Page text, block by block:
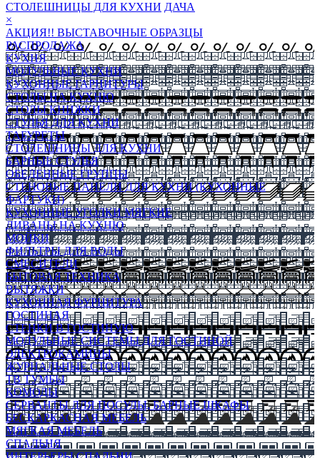
СТОЛЕШНИЦЫ ДЛЯ КУХНИ ДАЧА
×
АКЦИЯ!! ВЫСТАВОЧНЫЕ ОБРАЗЦЫ
РАСПРОДАЖА
КУХНЯ
МОДУЛЬНЫЕ КУХНИ
КУХОННЫЕ ГАРНИТУРЫ
СТОЛЫ НА КУХНЮ
СТОЛЫ КНИЖКИ
СТУЛЬЯ ДЛЯ КУХНИ
ТАБУРЕТЫ
СТОЛЕШНИЦЫ ДЛЯ КУХНИ
БАРНЫЕ СТУЛЬЯ
ОБЕДЕННЫЕ ГРУППЫ
СТЕНОВЫЕ ПАНЕЛИ ДЛЯ КУХНИ (КУХОННЫЕ
ФАРТУКИ)
КУХОННЫЕ УГОЛКИ МЯГКИЕ
ДИВАНЫ НА КУХНЮ
МОЙКИ
ФИЛЬТРЫ ДЛЯ ВОДЫ
СМЕСИТЕЛИ
БЫТОВАЯ ТЕХНИКА
ВЫТЯЖКИ
КУХОННАЯ ФУРНИТУРА
ГОСТИНАЯ
СТЕНКИ В ГОСТИНУЮ
МОДУЛЬНЫЕ СИСТЕМЫ ДЛЯ ГОСТИНОЙ
ЭЛЕКТРОКАМИНЫ
ЖУРНАЛЬНЫЕ СТОЛЫ
ТВ ТУМБЫ
КОМОДЫ
СЕРВАНТЫ ДЛЯ ПОСУДЫ, БАРНЫЕ ШКАФЫ
БЕСКАРКАСНАЯ МЕБЕЛЬ
МЯГКАЯ МЕБЕЛЬ
СПАЛЬНЯ